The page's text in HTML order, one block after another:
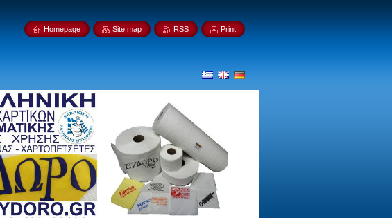
Homepage Site map RSS Print